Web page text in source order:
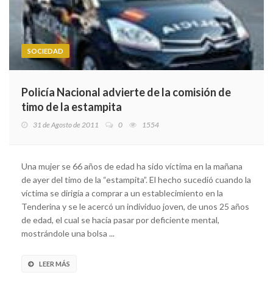
SOCIEDAD
Policía Nacional advierte de la comisión de
timo de la estampita
31 de Agosto de 2011 0 1554
Una mujer se 66 años de edad ha sido víctima en la mañana
de ayer del timo de la “estampita”. El hecho sucedió cuando la
víctima se dirigía a comprar a un establecimiento en la
Tenderina y se le acercó un individuo joven, de unos 25 años
de edad, el cual se hacía pasar por deficiente mental,
mostrándole una bolsa ...
LEER MÁS